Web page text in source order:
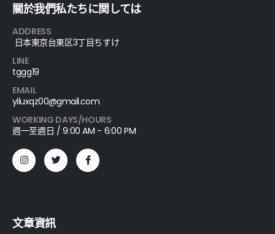
關於我們私たちに関しては
ADDRESS
日本東京台東区3丁目ちすけ
LINE
tggg19
EMAIL
yiluxqz00@gmail.com
WORKING DAYS/HOURS
週一至週日 / 9:00 AM - 6:00 PM
文章資訊